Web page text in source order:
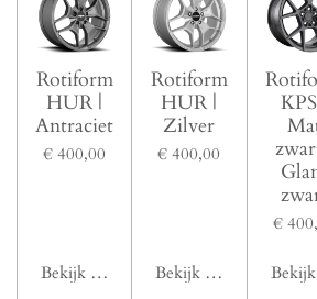
Rotiform
HUR |
Antraciet
€ 400,00
Bekijk details
Rotiform
HUR |
Zilver
€ 400,00
Bekijk details
€
Bekijk